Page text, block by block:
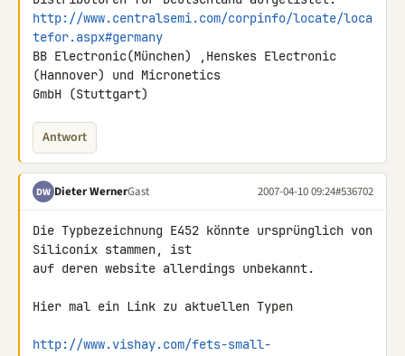
http://www.centralsemi.com/corpinfo/locate/loca
tefor.aspx#germany
BB Electronic(München) ,Henskes Electronic
(Hannover) und Micronetics
GmbH (Stuttgart)
Antwort
DW Dieter WernerGast 2007-04-10 09:24#536702
Die Typbezeichnung E452 könnte ursprünglich von
Siliconix stammen, ist
auf deren website allerdings unbekannt.
Hier mal ein Link zu aktuellen Typen
http://www.vishay.com/fets-small-